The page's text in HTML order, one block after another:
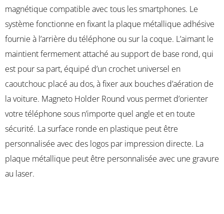
magnétique compatible avec tous les smartphones. Le
système fonctionne en fixant la plaque métallique adhésive
fournie à l’arrière du téléphone ou sur la coque. L’aimant le
maintient fermement attaché au support de base rond, qui
est pour sa part, équipé d’un crochet universel en
caoutchouc placé au dos, à fixer aux bouches d’aération de
la voiture. Magneto Holder Round vous permet d’orienter
votre téléphone sous n’importe quel angle et en toute
sécurité. La surface ronde en plastique peut être
personnalisée avec des logos par impression directe. La
plaque métallique peut être personnalisée avec une gravure
au laser.